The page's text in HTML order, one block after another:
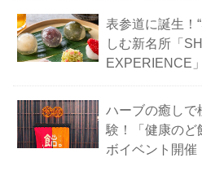
表参道に誕生！
しむ新名所「
EXPERIENCE」
ハーブの癒しで
験！「健康のど
ボイベント開催